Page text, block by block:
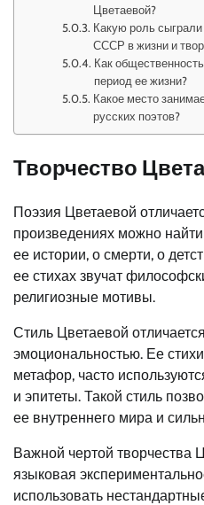
Цветаевой?
Какую роль
СССР в жизни и
Как
период ее жизни?
Какое место
русских поэтов?
Творчество
Поэзия Цветаевой
произведениях можно
ее истории, о смерти, о
ее стихах звучат
религиозные мотивы.
Стиль Цветаевой
эмоциональностью. Ее
метафор, часто
и эпитеты. Такой стиль
ее внутреннего мира и
Важной чертой творчества
языковая
использовать